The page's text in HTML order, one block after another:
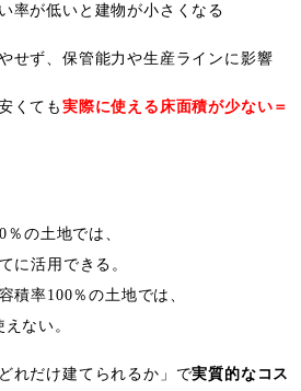
率が低いと建物が小さくなる
せず、保管能力や生産ラインに影響
くても 実際に使える床面積が少ない＝
％の土地では、
に活用できる。
積率100％の土地では、
ない。
れだけ建てられるか」で実質的なコス